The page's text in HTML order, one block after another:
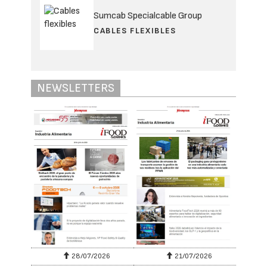
Sumcab Specialcable Group
CABLES FLEXIBLES
NEWSLETTERS
28/07/2026 21/07/2026